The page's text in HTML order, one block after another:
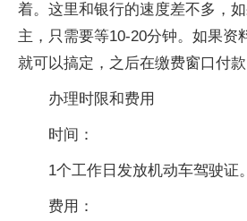
着。这里和银行的速度差不多，
主，只需要等10-20分钟。如果资
就可以搞定，之后在缴费窗口付款
办理时限和费用
时间：
1个工作日发放机动车驾驶证。
费用：